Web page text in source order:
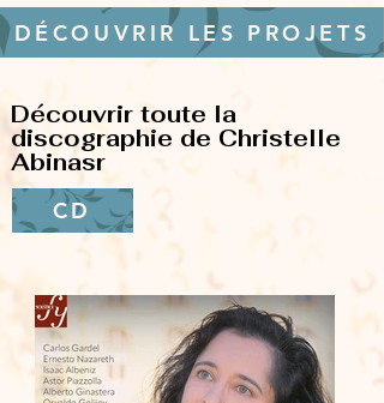
DÉCOUVRIR LES PROJETS
Découvrir toute la
discographie de Christelle
Abinasr
CD